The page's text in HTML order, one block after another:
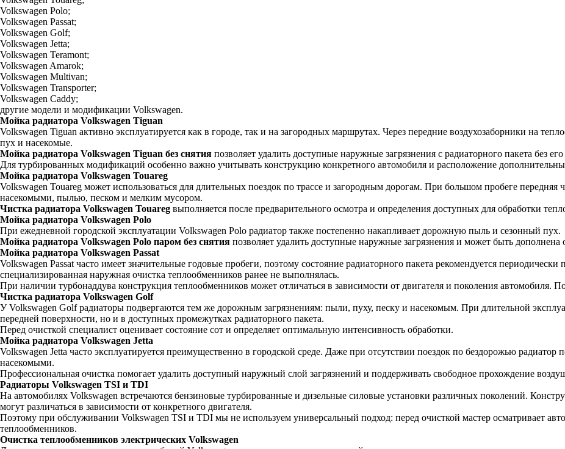
Volkswagen Polo;
Volkswagen Passat;
Volkswagen Golf;
Volkswagen Jetta;
Volkswagen Teramont;
Volkswagen Amarok;
Volkswagen Multivan;
Volkswagen Transporter;
Volkswagen Caddy;
другие модели и модификации Volkswagen.
Мойка радиатора Volkswagen Tiguan
Volkswagen Tiguan активно эксплуатируется как в городе, так и на загородных маршрутах. Через передние воздухозаборники на
пух и насекомые.
Мойка радиатора Volkswagen Tiguan без снятия позволяет удалить доступные наружные загрязнения с радиаторного пакета без
Для турбированных модификаций особенно важно учитывать конструкцию конкретного автомобиля и расположение
Мойка радиатора Volkswagen Touareg
Volkswagen Touareg может использоваться для длительных поездок по трассе и загородным дорогам. При большом пробеге передняя
насекомыми, пылью, песком и мелким мусором.
Чистка радиатора Volkswagen Touareg выполняется после предварительного осмотра и определения доступных для обработки
Мойка радиатора Volkswagen Polo
При ежедневной городской эксплуатации Volkswagen Polo радиатор также постепенно накапливает дорожную пыль и сезонный пух.
Мойка радиатора Volkswagen Polo паром без снятия позволяет удалить доступные наружные загрязнения и может быть дополнена
Мойка радиатора Volkswagen Passat
Volkswagen Passat часто имеет значительные годовые пробеги, поэтому состояние радиаторного пакета рекомендуется периодически
специализированная наружная очистка теплообменников ранее не выполнялась.
При наличии турбонаддува конструкция теплообменников может отличаться в зависимости от двигателя и поколения автомобиля.
Чистка радиатора Volkswagen Golf
У Volkswagen Golf радиаторы подвергаются тем же дорожным загрязнениям: пыли, пуху, песку и насекомым. При длительной
передней поверхности, но и в доступных промежутках радиаторного пакета.
Перед очисткой специалист оценивает состояние сот и определяет оптимальную интенсивность обработки.
Мойка радиатора Volkswagen Jetta
Volkswagen Jetta часто эксплуатируется преимущественно в городской среде. Даже при отсутствии поездок по бездорожью радиатор
насекомыми.
Профессиональная очистка помогает удалить доступный наружный слой загрязнений и поддерживать свободное прохождение
Радиаторы Volkswagen TSI и TDI
На автомобилях Volkswagen встречаются бензиновые турбированные и дизельные силовые установки различных поколений.
могут различаться в зависимости от конкретного двигателя.
Поэтому при обслуживании Volkswagen TSI и TDI мы не используем универсальный подход: перед очисткой мастер осматривает
теплообменников.
Очистка теплообменников электрических Volkswagen